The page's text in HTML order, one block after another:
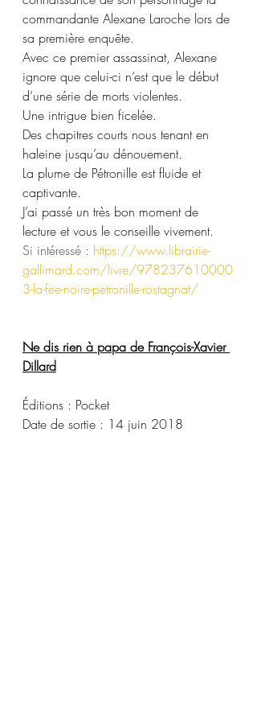
commandante Alexane Laroche lors de
sa première enquête.
Avec ce premier assassinat, Alexane
ignore que celui-ci n’est que le début
d’une série de morts violentes.
Une intrigue bien ficelée.
Des chapitres courts nous tenant en
haleine jusqu’au dénouement.
La plume de Pétronille est fluide et
captivante.
J’ai passé un très bon moment de
lecture et vous le conseille vivement.
Si intéressé : https://www.librairie-
gallimard.com/livre/978237610000
3-la-fee-noire-petronille-rostagnat/
Ne dis rien à papa de François-Xavier
Dillard
Éditions : Pocket
Date de sortie : 14 juin 2018